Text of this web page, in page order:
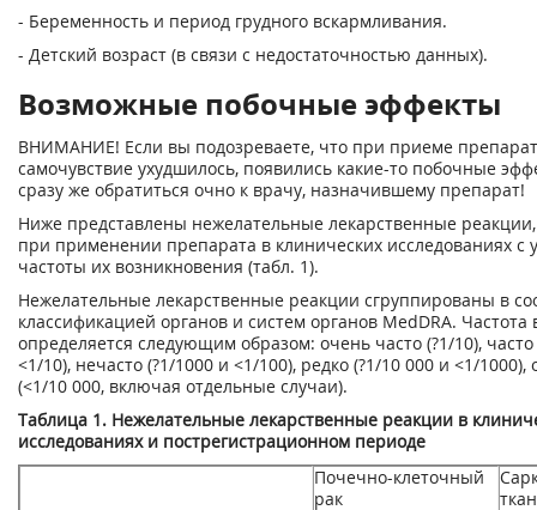
- Беременность и период грудного вскармливания.
- Детский возраст (в связи с недостаточностью данных).
Возможные побочные эффекты
ВНИМАНИЕ! Если вы подозреваете, что при приеме
самочувствие ухудшилось, появились какие-то побочные
сразу же обратиться очно к врачу, назначившему препарат!
Ниже представлены нежелательные лекарственные
при применении препарата в клинических исследованиях с
частоты их возникновения (табл. 1).
Нежелательные лекарственные реакции сгруппированы в
классификацией органов и систем органов MedDRA. Частота
определяется следующим образом: очень часто (?1/10), часто
<1/10), нечасто (?1/1000 и <1/100), редко (?1/10 000 и <1/1000),
(<1/10 000, включая отдельные случаи).
Таблица 1. Нежелательные лекарственные реакции в
исследованиях и пострегистрационном периоде
Почечно-клеточный
рак